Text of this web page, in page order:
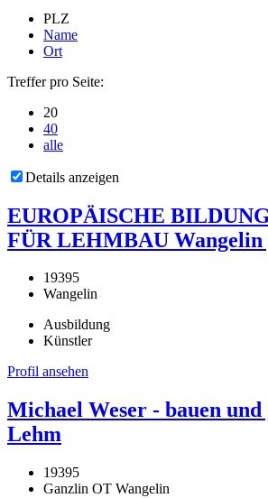
PLZ
Name
Ort
Treffer pro Seite:
20
40
alle
Details anzeigen
EUROPÄISCHE
FÜR LEHMBAU Wangelin
19395
Wangelin
Ausbildung
Künstler
Profil ansehen
Michael Weser - bauen
Lehm
19395
Ganzlin OT Wangelin